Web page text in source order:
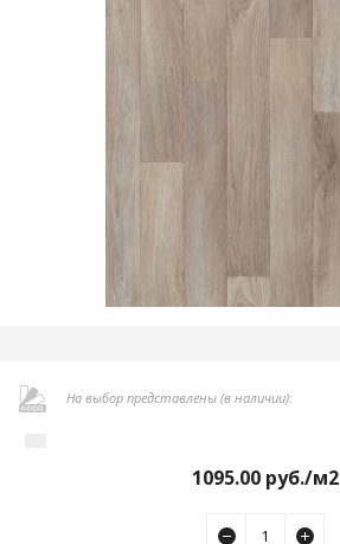
На выбор представлены (в наличии):
1095.00 руб./м2